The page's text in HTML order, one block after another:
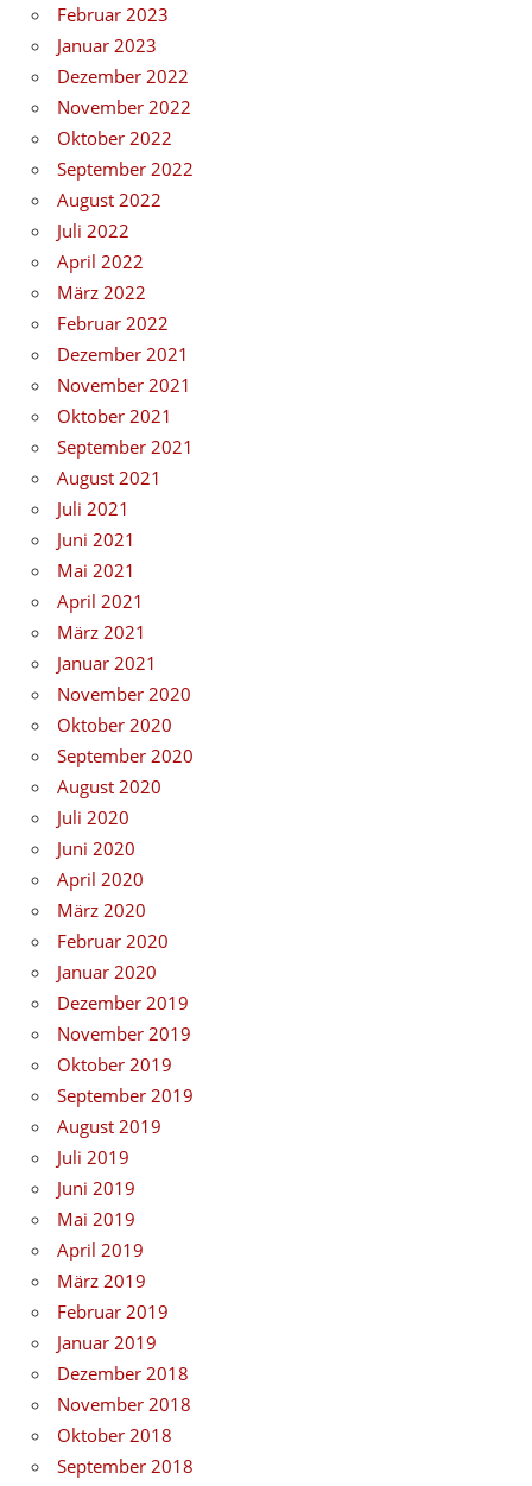
Februar 2023
Januar 2023
Dezember 2022
November 2022
Oktober 2022
September 2022
August 2022
Juli 2022
April 2022
März 2022
Februar 2022
Dezember 2021
November 2021
Oktober 2021
September 2021
August 2021
Juli 2021
Juni 2021
Mai 2021
April 2021
März 2021
Januar 2021
November 2020
Oktober 2020
September 2020
August 2020
Juli 2020
Juni 2020
April 2020
März 2020
Februar 2020
Januar 2020
Dezember 2019
November 2019
Oktober 2019
September 2019
August 2019
Juli 2019
Juni 2019
Mai 2019
April 2019
März 2019
Februar 2019
Januar 2019
Dezember 2018
November 2018
Oktober 2018
September 2018